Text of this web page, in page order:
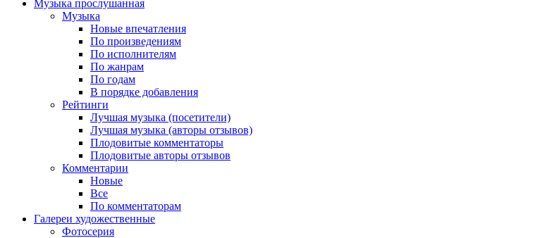
Музыка прослушанная
Музыка
Новые впечатления
По произведениям
По исполнителям
По жанрам
По годам
В порядке добавления
Рейтинги
Лучшая музыка (посетители)
Лучшая музыка (авторы отзывов)
Плодовитые комментаторы
Плодовитые авторы отзывов
Комментарии
Новые
Все
По комментаторам
Галереи художественные
Фотосерия